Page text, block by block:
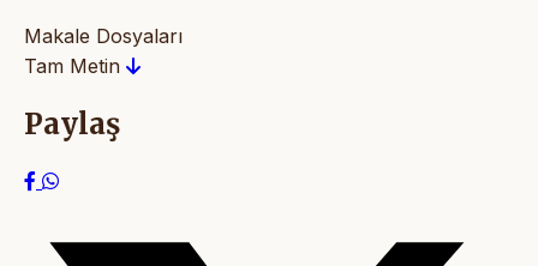
Makale Dosyaları
Tam Metin
Paylaş